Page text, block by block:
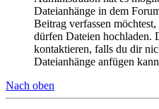
Dateianhänge in dem
Beitrag verfassen
dürfen Dateien hochladen.
kontaktieren, falls du dir
Dateianhänge anfügen
Nach oben